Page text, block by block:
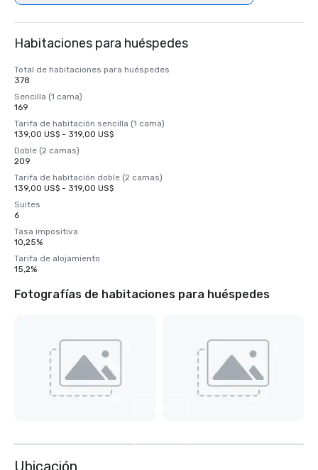
Habitaciones para huéspedes
Total de habitaciones para huéspedes
378
Sencilla (1 cama)
169
Tarifa de habitación sencilla (1 cama)
139,00 US$ - 319,00 US$
Doble (2 camas)
209
Tarifa de habitación doble (2 camas)
139,00 US$ - 319,00 US$
Suites
6
Tasa impositiva
10,25%
Tarifa de alojamiento
15,2%
Fotografías de habitaciones para huéspedes